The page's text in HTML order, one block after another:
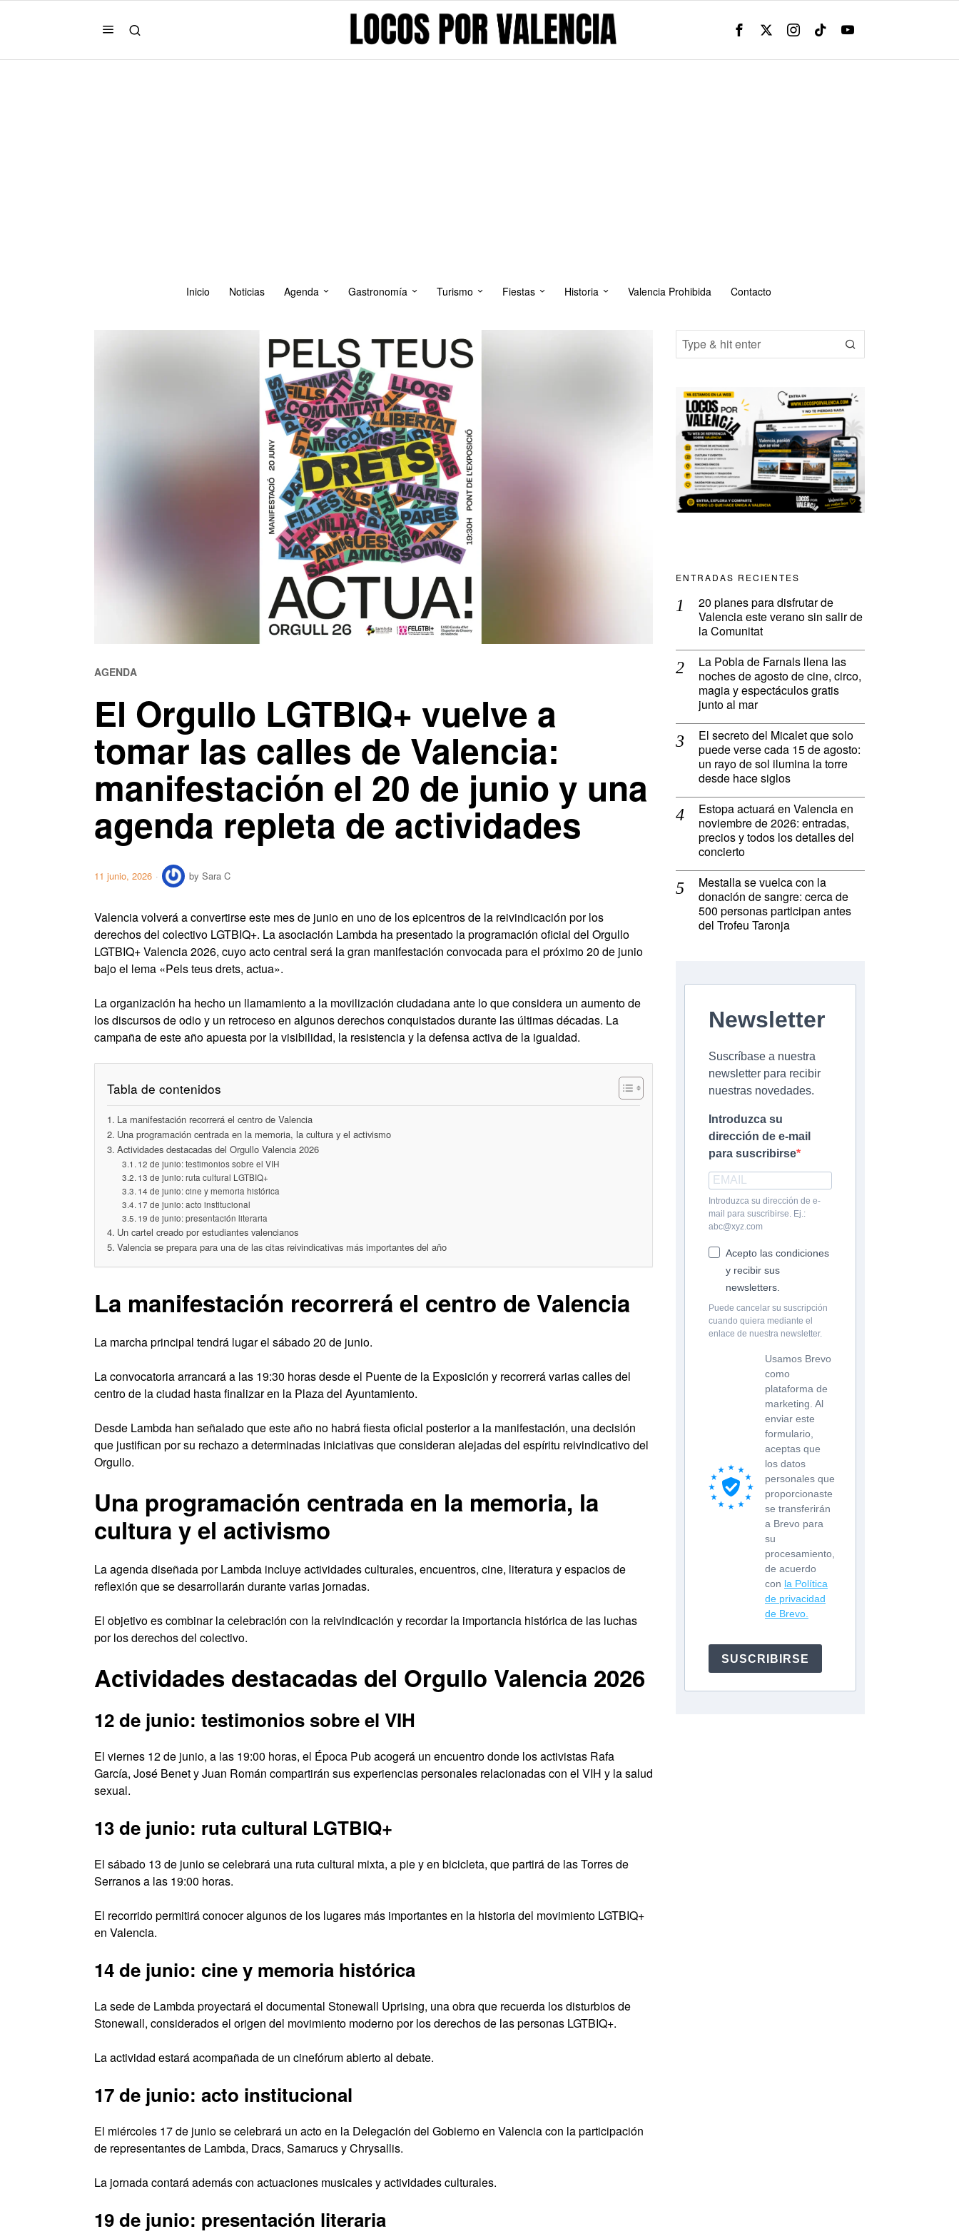
Inicio Noticias Agenda Gastronomía Turismo Fiestas Historia Valencia Prohibida Contacto
AGENDA
El Orgullo LGTBIQ+ vuelve a
tomar las calles de Valencia:
manifestación el 20 de junio y una
agenda repleta de actividades
11 junio, 2026 by Sara C
Valencia volverá a convertirse este mes de junio en uno de los epicentros de la reivindicación por los
derechos del colectivo LGTBIQ+. La asociación Lambda ha presentado la programación oficial del Orgullo
LGTBIQ+ Valencia 2026, cuyo acto central será la gran manifestación convocada para el próximo 20 de junio
bajo el lema «Pels teus drets, actua».
La organización ha hecho un llamamiento a la movilización ciudadana ante lo que considera un aumento de
los discursos de odio y un retroceso en algunos derechos conquistados durante las últimas décadas. La
campaña de este año apuesta por la visibilidad, la resistencia y la defensa activa de la igualdad.
Tabla de contenidos
La manifestación recorrerá el centro de Valencia
Una programación centrada en la memoria, la cultura y el activismo
Actividades destacadas del Orgullo Valencia 2026
12 de junio: testimonios sobre el VIH
13 de junio: ruta cultural LGTBIQ+
14 de junio: cine y memoria histórica
17 de junio: acto institucional
19 de junio: presentación literaria
Un cartel creado por estudiantes valencianos
Valencia se prepara para una de las citas reivindicativas más importantes del año
La manifestación recorrerá el centro de Valencia
La marcha principal tendrá lugar el sábado 20 de junio.
La convocatoria arrancará a las 19:30 horas desde el Puente de la Exposición y recorrerá varias calles del
centro de la ciudad hasta finalizar en la Plaza del Ayuntamiento.
Desde Lambda han señalado que este año no habrá fiesta oficial posterior a la manifestación, una decisión
que justifican por su rechazo a determinadas iniciativas que consideran alejadas del espíritu reivindicativo del
Orgullo.
Una programación centrada en la memoria, la
cultura y el activismo
La agenda diseñada por Lambda incluye actividades culturales, encuentros, cine, literatura y espacios de
reflexión que se desarrollarán durante varias jornadas.
El objetivo es combinar la celebración con la reivindicación y recordar la importancia histórica de las luchas
por los derechos del colectivo.
Actividades destacadas del Orgullo Valencia 2026
12 de junio: testimonios sobre el VIH
El viernes 12 de junio, a las 19:00 horas, el Época Pub acogerá un encuentro donde los activistas Rafa
García, José Benet y Juan Román compartirán sus experiencias personales relacionadas con el VIH y la salud
sexual.
13 de junio: ruta cultural LGTBIQ+
El sábado 13 de junio se celebrará una ruta cultural mixta, a pie y en bicicleta, que partirá de las Torres de
Serranos a las 19:00 horas.
El recorrido permitirá conocer algunos de los lugares más importantes en la historia del movimiento LGTBIQ+
en Valencia.
14 de junio: cine y memoria histórica
La sede de Lambda proyectará el documental Stonewall Uprising, una obra que recuerda los disturbios de
Stonewall, considerados el origen del movimiento moderno por los derechos de las personas LGTBIQ+.
La actividad estará acompañada de un cinefórum abierto al debate.
17 de junio: acto institucional
El miércoles 17 de junio se celebrará un acto en la Delegación del Gobierno en Valencia con la participación
de representantes de Lambda, Dracs, Samarucs y Chrysallis.
La jornada contará además con actuaciones musicales y actividades culturales.
19 de junio: presentación literaria
ENTRADAS RECIENTES
20 planes para disfrutar de
Valencia este verano sin salir de
la Comunitat
La Pobla de Farnals llena las
noches de agosto de cine, circo,
magia y espectáculos gratis
junto al mar
El secreto del Micalet que solo
puede verse cada 15 de agosto:
un rayo de sol ilumina la torre
desde hace siglos
Estopa actuará en Valencia en
noviembre de 2026: entradas,
precios y todos los detalles del
concierto
Mestalla se vuelca con la
donación de sangre: cerca de
500 personas participan antes
del Trofeu Taronja
Newsletter
Suscríbase a nuestra
newsletter para recibir
nuestras novedades.
Introduzca su
dirección de e-mail
para suscribirse
Introduzca su dirección de e-
mail para suscribirse. Ej.:
abc@xyz.com
Acepto las condiciones
y recibir sus
newsletters.
Puede cancelar su suscripción
cuando quiera mediante el
enlace de nuestra newsletter.
Usamos Brevo
como
plataforma de
marketing. Al
enviar este
formulario,
aceptas que
los datos
personales que
proporcionaste
se transferirán
a Brevo para
su
procesamiento,
de acuerdo
con la Política
de privacidad
de Brevo.
SUSCRIBIRSE